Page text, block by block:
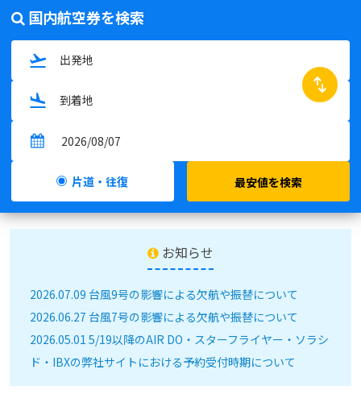
国内航空券を検索
swap_horiz
片道・往復 最安値を検索
お知らせ
2026.07.09 台風9号の影響による欠航や振替について
2026.06.27 台風7号の影響による欠航や振替について
2026.05.01 5/19以降のAIR DO・スターフライヤー・ソラシ
ド・IBXの弊社サイトにおける予約受付時期について